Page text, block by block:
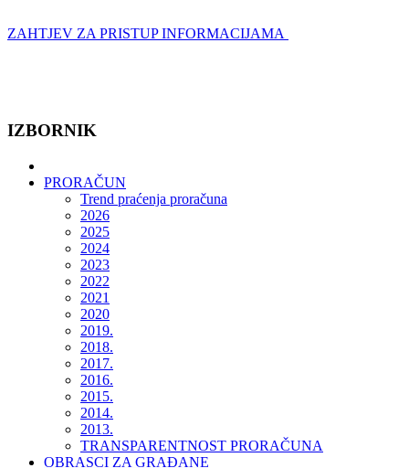
ZAHTJEV ZA PRISTUP INFORMACIJAMA
IZBORNIK
PRORAČUN
Trend praćenja proračuna
2026
2025
2024
2023
2022
2021
2020
2019.
2018.
2017.
2016.
2015.
2014.
2013.
TRANSPARENTNOST PRORAČUNA
OBRASCI ZA GRAĐANE